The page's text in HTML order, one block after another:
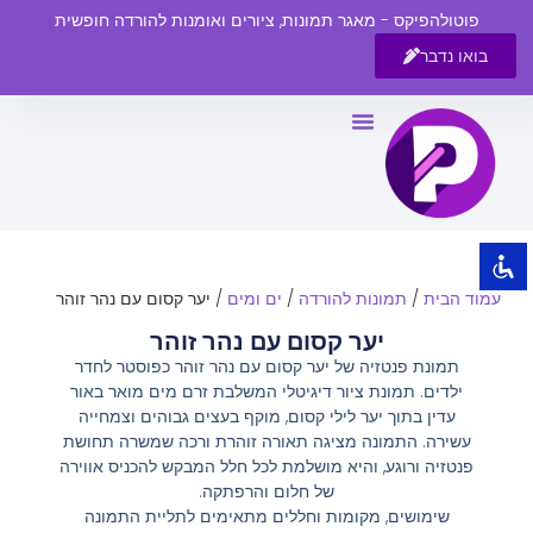
visibility_off השבת את ההבזקים
title סמן כותרות
צבע רקע
zoom_out
zoom_in זום (הגדלה)
הגדלת גופן
גופן קריא
ניגודיות בהירה
ניגודיות כהה
פוטולהפיקס - מאגר תמונות, ציורים ואומנות להורדה חופשית
בואו נדבר
עמוד הבית/ תמונות להורדה / ים ומים / יער קסום עם נהר זוהר
יער קסום עם נהר זוהר
תמונת פנטזיה של יער קסום עם נהר זוהר כפוסטר לחדר
ילדים. תמונת ציור דיגיטלי המשלבת זרם מים מואר באור
עדין בתוך יער לילי קסום, מוקף בעצים גבוהים וצמחייה
עשירה. התמונה מציגה תאורה זוהרת ורכה שמשרה תחושת
פנטזיה ורוגע, והיא מושלמת לכל חלל המבקש להכניס אווירה
של חלום והרפתקה.
שימושים, מקומות וחללים מתאימים לתליית התמונה